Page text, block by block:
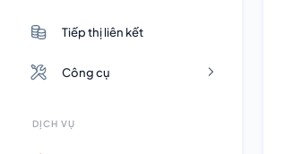
Tiếp thị liên kết
Công cụ
DỊCH VỤ